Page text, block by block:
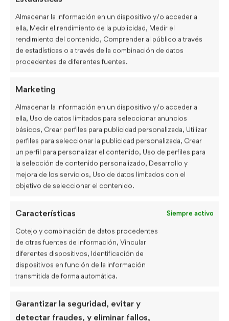
Almacenar la información en un dispositivo y/o acceder a
ella, Medir el rendimiento de la publicidad, Medir el
rendimiento del contenido, Comprender al público a través
de estadísticas o a través de la combinación de datos
procedentes de diferentes fuentes.
Marketing
Almacenar la información en un dispositivo y/o acceder a
ella, Uso de datos limitados para seleccionar anuncios
básicos, Crear perfiles para publicidad personalizada, Utilizar
perfiles para seleccionar la publicidad personalizada, Crear
un perfil para personalizar el contenido, Uso de perfiles para
la selección de contenido personalizado, Desarrollo y
mejora de los servicios, Uso de datos limitados con el
objetivo de seleccionar el contenido.
Características Siempre activo
Cotejo y combinación de datos procedentes
de otras fuentes de información, Vincular
diferentes dispositivos, Identificación de
dispositivos en función de la información
transmitida de forma automática.
Garantizar la seguridad, evitar y
detectar fraudes, y eliminar fallos,
Te hemos dejado coletillas que puedes utilizar en tu email
para hablar con clientes o con compañeros de trabajo.
Recuerda que dentro de nuestros planes de estudio creamos
el programaKairon Empresasen donde nos enfocamos
En cada clase, profesores altamente capacitados adaptan el
contenido en base a tus objetivos y necesidades, así como
también la flexibilidad horaria.
Te damos la posibilidad de bonificar tus cursos ya que
trabajamos junto conFUNDAE. Si aún tiene dudas,
escríbenos pinchando aquí para un asesoramiento
personalizado o rellena el siguienteformulario
de nuestro LinkedIn
Súmate a la experiencia Kairon
email en inglés